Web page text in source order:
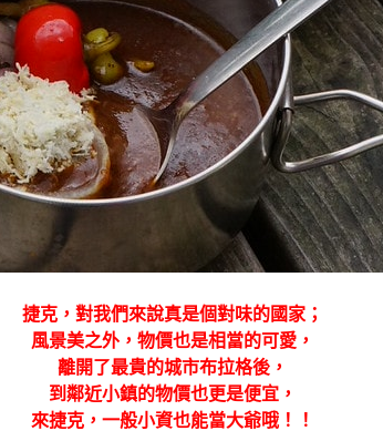
捷克，對我們來說真是個對味的國家；
風景美之外，物價也是相當的可愛，
離開了最貴的城市布拉格後，
到鄰近小鎮的物價也更是便宜，
來捷克，一般小資也能當大爺哦！！